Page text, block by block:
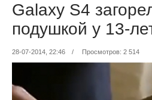
Galaxy S4
подушкой у 13-
28-07-2014, 22:46 / Просмотров: 2 514